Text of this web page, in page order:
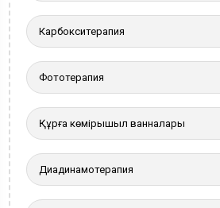
Карбокситерапия
Фототерапия
Құрғақ көмірқышқыл ванналары
Диадинамотерапия